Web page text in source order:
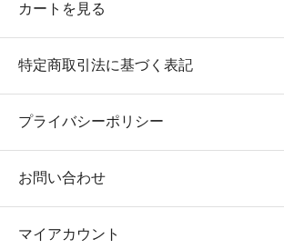
カートを見る
特定商取引法に基づく表記
プライバシーポリシー
お問い合わせ
マイアカウント